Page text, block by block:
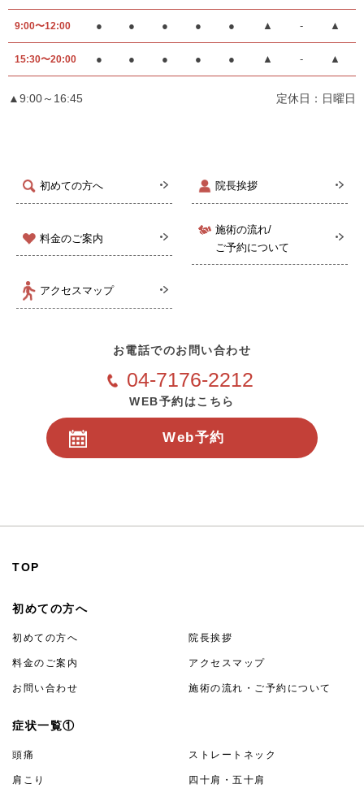
初めての方へ 院長挨拶
料金のご案内
施術の流れ/
ご予約について
アクセスマップ
9:00〜12:00 ● ● ● ● ● ▲ - ▲
15:30〜20:00 ● ● ● ● ● ▲ - ▲
▲9:00～16:45 定休日：日曜日
お電話でのお問い合わせ
04-7176-2212
WEB予約はこちら
Web予約
TOP
初めての方へ
初めての方へ 院長挨拶
料金のご案内 アクセスマップ
お問い合わせ 施術の流れ・ご予約について
症状一覧①
頭痛 ストレートネック
肩こり 四十肩・五十肩